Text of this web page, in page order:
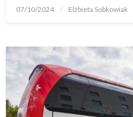
07/10/2024 Elżbieta Sobkowiak